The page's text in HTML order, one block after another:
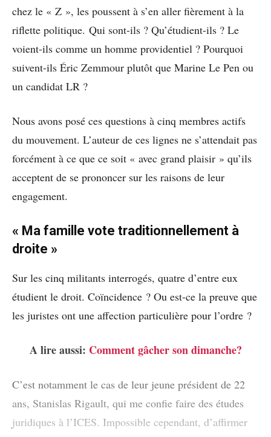
chez le « Z », les poussent à s’en aller fièrement à la
riflette politique. Qui sont-ils ? Qu’étudient-ils ? Le
voient-ils comme un homme providentiel ? Pourquoi
suivent-ils Éric Zemmour plutôt que Marine Le Pen ou
un candidat LR ?
Nous avons posé ces questions à cinq membres actifs
du mouvement. L’auteur de ces lignes ne s’attendait pas
forcément à ce que ce soit « avec grand plaisir » qu’ils
acceptent de se prononcer sur les raisons de leur
engagement.
« Ma famille vote traditionnellement à
droite »
Sur les cinq militants interrogés, quatre d’entre eux
étudient le droit. Coïncidence ? Ou est-ce la preuve que
les juristes ont une affection particulière pour l’ordre ?
A lire aussi: Comment gâcher son dimanche?
C’est notamment le cas de leur jeune président de 22
ans, Stanislas Rigault, qui me confie faire des études
juridiques à l’ICES. Impossible cependant, d’affirmer